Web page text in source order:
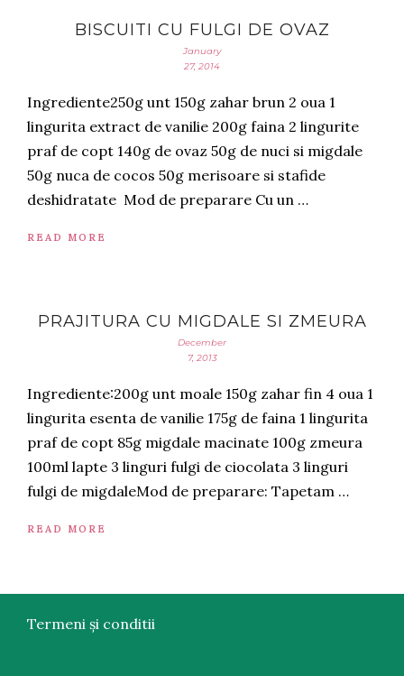
BISCUITI CU FULGI DE OVAZ
January
27, 2014
Ingrediente250g unt 150g zahar brun 2 oua 1
lingurita extract de vanilie 200g faina 2 lingurite
praf de copt 140g de ovaz 50g de nuci si migdale
50g nuca de cocos 50g merisoare si stafide
deshidratate Mod de preparare Cu un …
READ MORE
PRAJITURA CU MIGDALE SI ZMEURA
December
7, 2013
Ingrediente:200g unt moale 150g zahar fin 4 oua 1
lingurita esenta de vanilie 175g de faina 1 lingurita
praf de copt 85g migdale macinate 100g zmeura
100ml lapte 3 linguri fulgi de ciocolata 3 linguri
fulgi de migdaleMod de preparare: Tapetam …
READ MORE
Termeni și conditii